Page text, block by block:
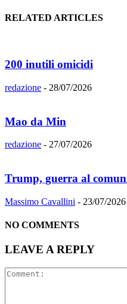
RELATED ARTICLES
200 inutili omicidi
redazione - 28/07/2026
Mao da Min
redazione - 27/07/2026
Trump, guerra al
Massimo Cavallini - 23/07/2026
NO COMMENTS
LEAVE A REPLY